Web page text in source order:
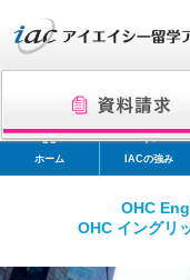
ホーム IACの強み
OHC
OHC イングリ